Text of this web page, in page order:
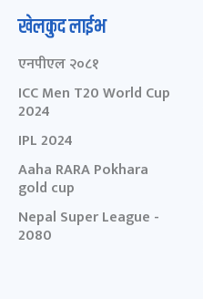
खेलकुद लाईभ
एनपीएल २०८१
ICC Men T20 World Cup
2024
IPL 2024
Aaha RARA Pokhara
gold cup
Nepal Super League -
2080